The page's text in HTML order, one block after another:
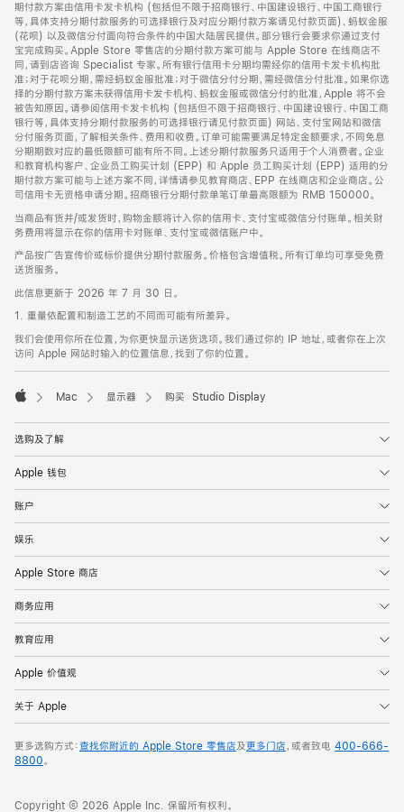
期付款方案由信用卡发卡机构 (包括但不限于招商银行、中国建设银行、中国工商银行
等，具体支持分期付款服务的可选择银行及对应分期付款方案请见付款页面)、蚂蚁金服
(花呗) 以及微信分付面向符合条件的中国大陆居民提供。部分银行会要求你通过支付
宝完成购买。Apple Store 零售店的分期付款方案可能与 Apple Store 在线商店不
同，请到店咨询 Specialist 专家。所有银行信用卡分期均需经你的信用卡发卡机构批
准；对于花呗分期，需经蚂蚁金服批准；对于微信分付分期，需经微信分付批准。如果你选
择的分期付款方案未获得信用卡发卡机构、蚂蚁金服或微信分付的批准，Apple 将不会
被告知原因。请参阅信用卡发卡机构 (包括但不限于招商银行、中国建设银行、中国工商
银行等，具体支持分期付款服务的可选择银行请见付款页面) 网站、支付宝网站和微信
分付服务页面，了解相关条件、费用和收费。订单可能需要满足特定金额要求，不同免息
分期期数对应的最低限额可能有所不同。上述分期付款服务只适用于个人消费者。企业
和教育机构客户、企业员工购买计划 (EPP) 和 Apple 员工购买计划 (EPP) 适用的分
期付款方案可能与上述方案不同，详情请参见教育商店、EPP 在线商店和企业商店。公
司信用卡无资格申请分期。招商银行分期付款单笔订单最高限额为 RMB 150000。
当商品有货并/或发货时，购物金额将计入你的信用卡、支付宝或微信分付账单。相关财
务费用将显示在你的信用卡对账单、支付宝或微信账户中。
产品按广告宣传价或标价提供分期付款服务。价格包含增值税。所有订单均可享受免费
送货服务。
此信息更新于 2026 年 7 月 30 日。
1. 重量依配置和制造工艺的不同而可能有所差异。
我们会使用你所在位置，为你更快显示送货选项。我们通过你的 IP 地址，或者你在上次
访问 Apple 网站时输入的位置信息，找到了你的位置。
Mac 显示器 购买 Studio Display
选购及了解
Apple 钱包
账户
娱乐
Apple Store 商店
商务应用
教育应用
Apple 价值观
关于 Apple
更多选购方式：查找你附近的 Apple Store 零售店及更多门店，或者致电 400-666-
8800。
Copyright © 2026 Apple Inc. 保留所有权利。